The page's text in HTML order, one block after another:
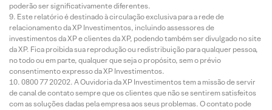
poderão ser significativamente diferentes.
Este relatório é destinado à circulação exclusiva para a rede de
relacionamento da XP Investimentos, incluindo assessores de
investimentos da XP e clientes da XP, podendo também ser divulgado no site
da XP. Fica proibida sua reprodução ou redistribuição para qualquer pessoa,
no todo ou em parte, qualquer que seja o propósito, sem o prévio
consentimento expresso da XP Investimentos.
0800 77 20202. A Ouvidoria da XP Investimentos tem a missão de servir
de canal de contato sempre que os clientes que não se sentirem satisfeitos
com as soluções dadas pela empresa aos seus problemas. O contato pode